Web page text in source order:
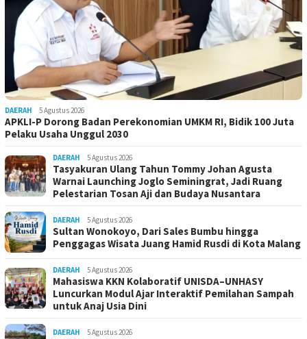
DAERAH 5 Agustus 2026
APKLI-P Dorong Badan Perekonomian UMKM RI, Bidik 100 Juta
Pelaku Usaha Unggul 2030
DAERAH 5 Agustus 2026
Tasyakuran Ulang Tahun Tommy Johan Agusta
Warnai Launching Joglo Seminingrat, Jadi Ruang
Pelestarian Tosan Aji dan Budaya Nusantara
DAERAH 5 Agustus 2026
Sultan Wonokoyo, Dari Sales Bumbu hingga
Penggagas Wisata Juang Hamid Rusdi di Kota Malang
DAERAH 5 Agustus 2026
Mahasiswa KKN Kolaboratif UNISDA–UNHASY
Luncurkan Modul Ajar Interaktif Pemilahan Sampah
untuk Anaj Usia Dini
DAERAH 5 Agustus 2026